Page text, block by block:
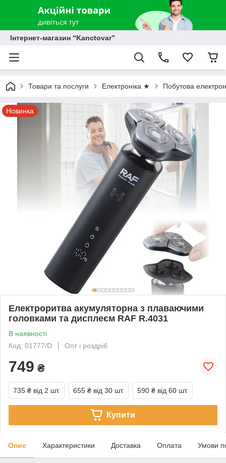
Інтернет-магазин “Kanctovar”
Товари та послуги Електроніка ★ Побутова
Новинка
Електроритва акумуляторна з плаваючими
головками та дисплеєм RAF R.4031
В наявності
Код: 01777/D
Опт і роздріб
749 ₴
735 ₴ від 2 шт. 655 ₴ від 30 шт. 590 ₴ від 60 шт.
Купити
Опис Характеристики Доставка Оплата Умови